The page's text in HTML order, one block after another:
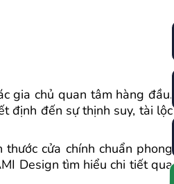
gia chủ quan tâm hàng đầu.
định đến sự thịnh suy, tài lộc
cửa chính chuẩn phong
Design tìm hiểu chi tiết qua